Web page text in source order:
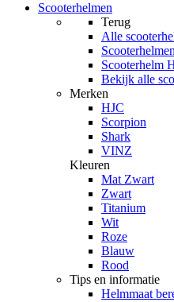
Scooterhelmen
Terug
Alle
Scooterhelm
Bekijk alle
Merken
HJC
Scorpion
Shark
VINZ
Kleuren
Mat Zwart
Zwart
Titanium
Wit
Roze
Blauw
Rood
Tips en informatie
Helmmaat